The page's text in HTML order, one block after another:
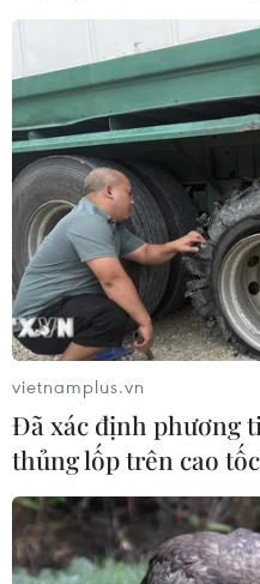
vietnamplus.vn
Đã xác định phương
thủng lốp trên cao